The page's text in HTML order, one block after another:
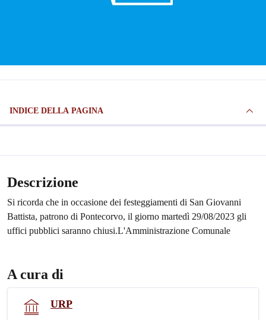
INDICE DELLA PAGINA
Descrizione
Si ricorda che in occasione dei festeggiamenti di San Giovanni
Battista, patrono di Pontecorvo, il giorno martedì 29/08/2023 gli
uffici pubblici saranno chiusi.L'Amministrazione Comunale
A cura di
URP